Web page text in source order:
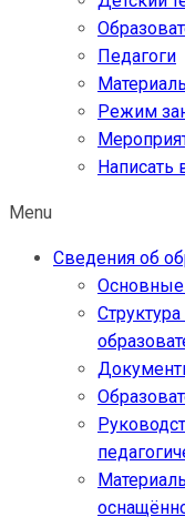
Педагоги
Режим
Написать
Menu
Сведения об